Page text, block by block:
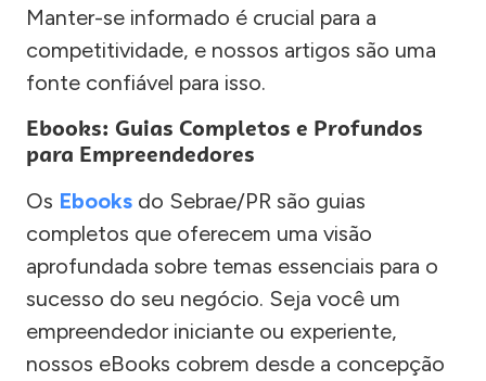
Manter-se informado é crucial para a
competitividade, e nossos artigos são uma
fonte confiável para isso.
Ebooks: Guias Completos e Profundos
para Empreendedores
Os Ebooks do Sebrae/PR são guias
completos que oferecem uma visão
aprofundada sobre temas essenciais para o
sucesso do seu negócio. Seja você um
empreendedor iniciante ou experiente,
nossos eBooks cobrem desde a concepção